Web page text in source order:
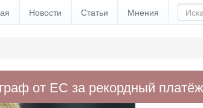
Новости Статьи Мнения
от ЕС за рекордный